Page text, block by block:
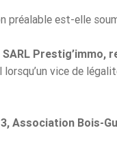
préalable est-elle
Prestig’immo,
vice de
Association Bois-